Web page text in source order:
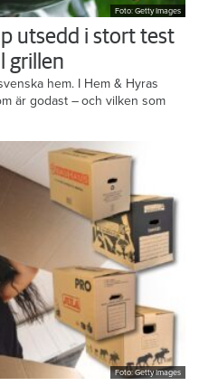
Foto: Getty Images
utsedd i stort test
grillen
hem. I Hem & Hyras
är godast – och vilken som
Foto: Getty Images